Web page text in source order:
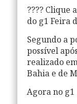
???? Clique
do g1 Feira
Segundo a
possível
realizado
Bahia e de
Agora no g1